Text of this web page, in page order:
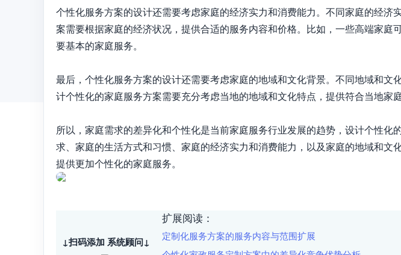
个性化服务方案的设计还需要考虑家庭的经济实力和消费能力。不同家庭的经济
案需要根据家庭的经济状况，提供合适的服务内容和价格。比如，一些高端家庭
要基本的家庭服务。
最后，个性化服务方案的设计还需要考虑家庭的地域和文化背景。不同地域和文
计个性化的家庭服务方案需要充分考虑当地的地域和文化特点，提供符合当地家
所以，家庭需求的差异化和个性化是当前家庭服务行业发展的趋势，设计个性化
求、家庭的生活方式和习惯、家庭的经济实力和消费能力，以及家庭的地域和文
提供更加个性化的家庭服务。
↓扫码添加 系统顾问↓
扩展阅读：
定制化服务方案的服务内容与范围扩展